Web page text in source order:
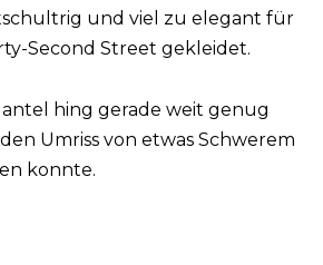
und viel zu elegant für
Second Street gekleidet.
hing gerade weit genug
Umriss von etwas Schwerem
konnte.